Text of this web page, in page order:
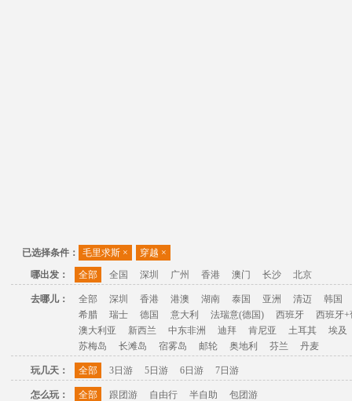
已选择条件： 毛里求斯 × 穿越 ×
哪出发：
全部 全国 深圳 广州 香港 澳门 长沙 北京
去哪儿： 全部 深圳 香港 港澳 湖南 泰国 亚洲 清迈
韩国
希腊
瑞士 德国 意大利 法瑞意(德国) 西班牙
西班牙+
澳大利亚
新西兰 中东非洲 迪拜 肯尼亚 土耳其
埃及
苏梅岛
长滩岛 宿雾岛 邮轮 奥地利 芬兰 丹麦
玩几天： 全部 3日游 5日游 6日游 7日游
怎么玩： 全部 跟团游 自由行 半自助 包团游